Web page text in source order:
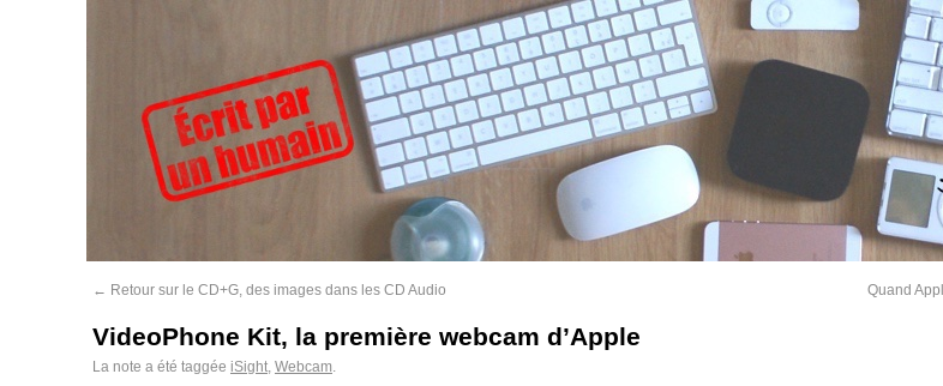
← Retour sur le CD+G, des images dans les CD Audio Quand
VideoPhone Kit, la première webcam d’Apple
La note a été taggée iSight, Webcam.